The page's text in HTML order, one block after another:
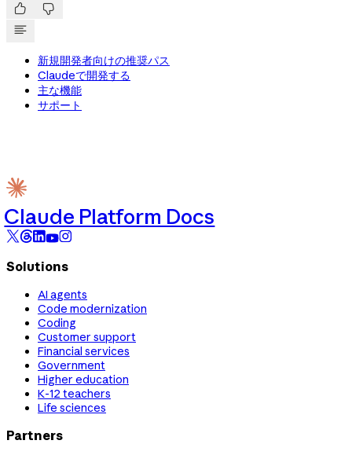
 
新規開発者向けの推奨パス
Claudeで開発する
主な機能
サポート
Claude Platform Docs
Solutions
AI agents
Code modernization
Coding
Customer support
Financial services
Government
Higher education
K-12 teachers
Life sciences
Partners